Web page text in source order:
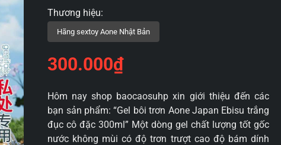
300.000₫
Hôm nay shop baocaosuhp xin giới thiệu đến các
bạn sản phẩm: “Gel bôi trơn Aone Japan Ebisu trắng
đục cô đặc 300ml” Một dòng gel chất lượng tốt gốc
nước không mùi có độ trơn trượt cao độ bám dính